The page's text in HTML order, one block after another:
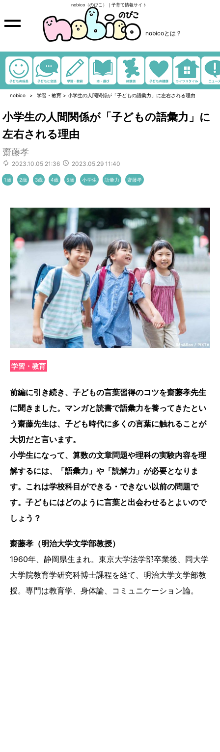
nobico（のびこ）｜子育て情報サイト
nobicoとは？
nobico 学習・教育 > 小学生の人間関係が「子どもの語彙力」に左右される理由
小学生の人間関係が「子どもの語彙力」に
左右される理由
齋藤孝
2023.10.05 21:36 2023.05.29 11:40
1歳 2歳 3歳 4歳 5歳 小学生 語彙力 齋藤孝
学習・教育
前編に引き続き、子どもの言葉習得のコツを齋藤孝先生
に聞きました。マンガと読書で語彙力を養ってきたとい
う齋藤先生は、子ども時代に多くの言葉に触れることが
大切だと言います。
小学生になって、算数の文章問題や理科の実験内容を理
解するには、「語彙力」や「読解力」が必要となりま
す。これは学校科目ができる・できない以前の問題で
す。子どもにはどのように言葉と出会わせるとよいので
しょう？
齋藤孝（明治大学文学部教授）
1960年、静岡県生まれ。東京大学法学部卒業後、同大学
大学院教育学研究科博士課程を経て、明治大学文学部教
授。専門は教育学、身体論、コミュニケーション論。